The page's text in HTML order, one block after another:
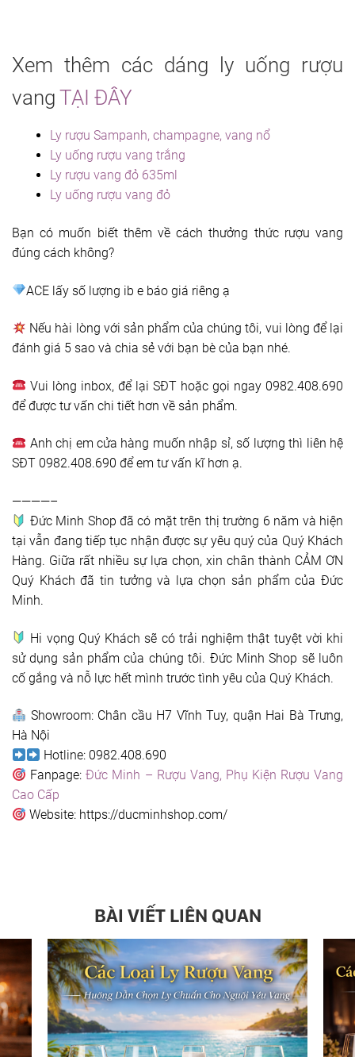
Xem thêm các dáng ly uống rượu
vang TẠI ĐÂY
Ly rượu Sampanh, champagne, vang nổ
Ly uống rượu vang trắng
Ly rượu vang đỏ 635ml
Ly uống rượu vang đỏ
Bạn có muốn biết thêm về cách thưởng thức rượu vang
đúng cách không?
ACE lấy số lượng ib e báo giá riêng ạ
Nếu hài lòng với sản phẩm của chúng tôi, vui lòng để lại
đánh giá 5 sao và chia sẻ với bạn bè của bạn nhé.
Vui lòng inbox, để lại SĐT hoặc gọi ngay 0982.408.690
để được tư vấn chi tiết hơn về sản phẩm.
Anh chị em cửa hàng muốn nhập sỉ, số lượng thì liên hệ
SĐT 0982.408.690 để em tư vấn kĩ hơn ạ.
————–
Đức Minh Shop đã có mặt trên thị trường 6 năm và hiện
tại vẫn đang tiếp tục nhận được sự yêu quý của Quý Khách
Hàng. Giữa rất nhiều sự lựa chọn, xin chân thành CẢM ƠN
Quý Khách đã tin tưởng và lựa chọn sản phẩm của Đức
Minh.
Hi vọng Quý Khách sẽ có trải nghiệm thật tuyệt vời khi
sử dụng sản phẩm của chúng tôi. Đức Minh Shop sẽ luôn
cố gắng và nỗ lực hết mình trước tình yêu của Quý Khách.
Showroom: Chân cầu H7 Vĩnh Tuy, quận Hai Bà Trưng,
Hà Nội
Hotline: 0982.408.690
Fanpage:Đức Minh – Rượu Vang, Phụ Kiện Rượu Vang
Cao Cấp
Website: https://ducminhshop.com/
BÀI VIẾT LIÊN QUAN